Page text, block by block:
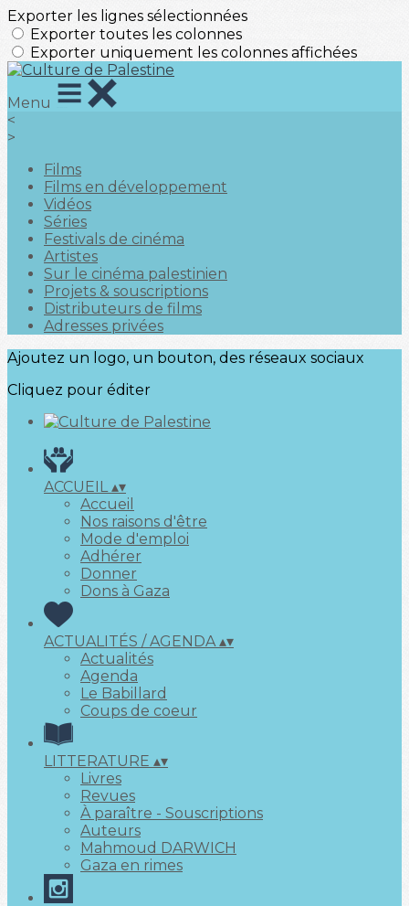
Exporter les lignes sélectionnées
Exporter toutes les colonnes
Exporter uniquement les colonnes affichées
Menu
<
>
Films
Films en développement
Vidéos
Séries
Festivals de cinéma
Artistes
Sur le cinéma palestinien
Projets & souscriptions
Distributeurs de films
Adresses privées
Ajoutez un logo, un bouton, des réseaux sociaux
Cliquez pour éditer
ACCUEIL▴▾
Accueil
Nos raisons d'être
Mode d'emploi
Adhérer
Donner
Dons à Gaza
ACTUALITÉS / AGENDA▴▾
Actualités
Agenda
Le Babillard
Coups de coeur
LITTERATURE ▴▾
Livres
Revues
À paraître - Souscriptions
Auteurs
Mahmoud DARWICH
Gaza en rimes